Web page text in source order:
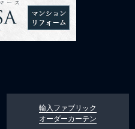
輸入ファブリック
オーダーカーテン